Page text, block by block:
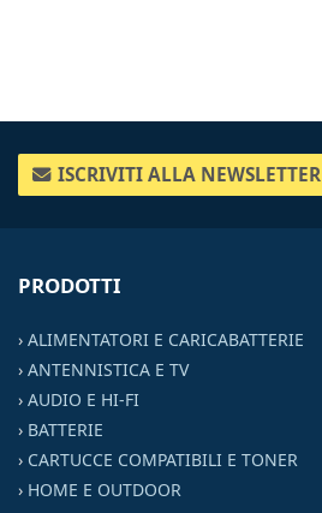
ISCRIVITI ALLA NEWSLETTER
PRODOTTI
› ALIMENTATORI E CARICABATTERIE
› ANTENNISTICA E TV
› AUDIO E HI-FI
› BATTERIE
› CARTUCCE COMPATIBILI E TONER
› HOME E OUTDOOR